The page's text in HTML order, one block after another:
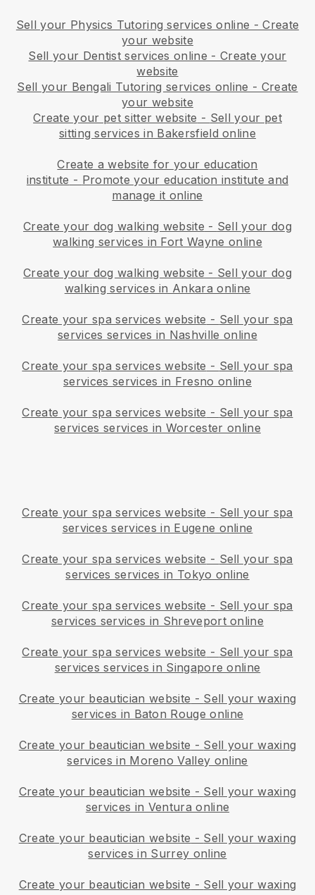
Sell your Physics Tutoring services online - Create
your website
Sell your Dentist services online - Create your
website
Sell your Bengali Tutoring services online - Create
your website
Create your pet sitter website - Sell your pet
sitting services in Bakersfield online
Create a website for your education
institute - Promote your education institute and
manage it online
Create your dog walking website - Sell your dog
walking services in Fort Wayne online
Create your dog walking website - Sell your dog
walking services in Ankara online
Create your spa services website - Sell your spa
services services in Nashville online
Create your spa services website - Sell your spa
services services in Fresno online
Create your spa services website - Sell your spa
services services in Worcester online
Create your spa services website - Sell your spa
services services in Eugene online
Create your spa services website - Sell your spa
services services in Tokyo online
Create your spa services website - Sell your spa
services services in Shreveport online
Create your spa services website - Sell your spa
services services in Singapore online
Create your beautician website - Sell your waxing
services in Baton Rouge online
Create your beautician website - Sell your waxing
services in Moreno Valley online
Create your beautician website - Sell your waxing
services in Ventura online
Create your beautician website - Sell your waxing
services in Surrey online
Create your beautician website - Sell your waxing